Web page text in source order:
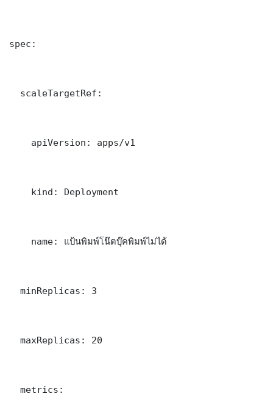
spec:
  scaleTargetRef:
    apiVersion: apps/v1
    kind: Deployment
    name: แป้นพิมพ์โน๊ตบุ๊คพิมพ์ไม่ได้
  minReplicas: 3
  maxReplicas: 20
  metrics: